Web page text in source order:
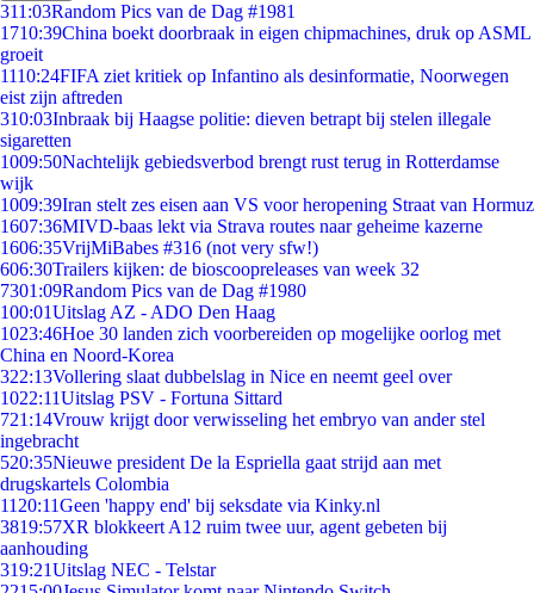
311:03Random Pics van de Dag #1981
1710:39China boekt doorbraak in eigen chipmachines, druk op ASML
groeit
1110:24FIFA ziet kritiek op Infantino als desinformatie, Noorwegen
eist zijn aftreden
310:03Inbraak bij Haagse politie: dieven betrapt bij stelen illegale
sigaretten
1009:50Nachtelijk gebiedsverbod brengt rust terug in Rotterdamse
wijk
1009:39Iran stelt zes eisen aan VS voor heropening Straat van Hormuz
1607:36MIVD-baas lekt via Strava routes naar geheime kazerne
1606:35VrijMiBabes #316 (not very sfw!)
606:30Trailers kijken: de bioscoopreleases van week 32
7301:09Random Pics van de Dag #1980
100:01Uitslag AZ - ADO Den Haag
1023:46Hoe 30 landen zich voorbereiden op mogelijke oorlog met
China en Noord-Korea
322:13Vollering slaat dubbelslag in Nice en neemt geel over
1022:11Uitslag PSV - Fortuna Sittard
721:14Vrouw krijgt door verwisseling het embryo van ander stel
ingebracht
520:35Nieuwe president De la Espriella gaat strijd aan met
drugskartels Colombia
11 20:11Geen 'happy end' bij seksdate via Kinky.nl
3819:57XR blokkeert A12 ruim twee uur, agent gebeten bij
aanhouding
319:21Uitslag NEC - Telstar